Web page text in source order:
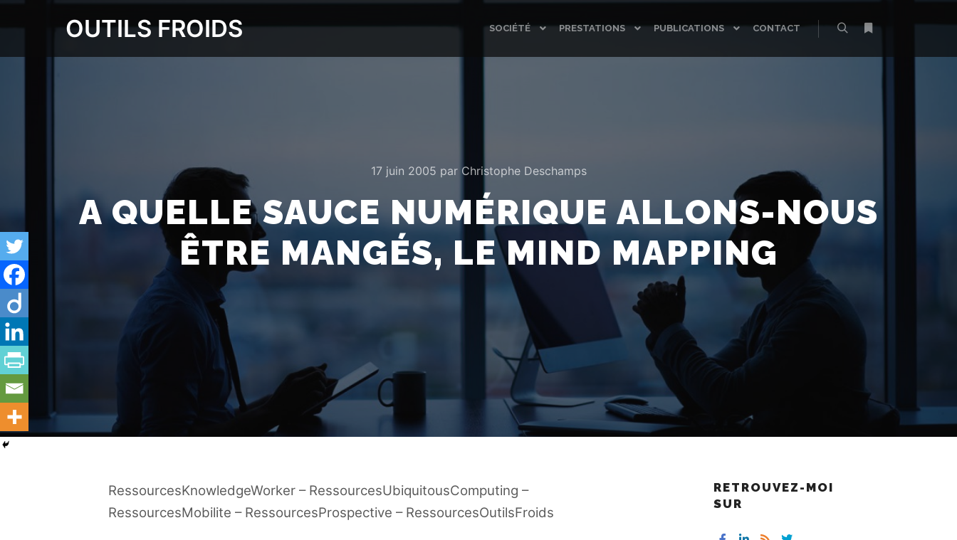
OUTILS FROIDS SOCIÉTÉ PRESTATIONS PUBLICATIONS
CONTACT
17 juin 2005 par Christophe Deschamps
A QUELLE SAUCE NUMÉRIQUE ALLONS-NOUS
ÊTRE MANGÉS, LE MIND MAPPING
RessourcesKnowledgeWorker – RessourcesUbiquitousComputing –
RessourcesMobilite – RessourcesProspective – RessourcesOutilsFroids
RETROUVEZ-MOI
SUR